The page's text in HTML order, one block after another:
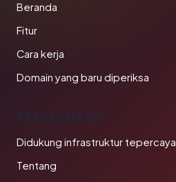
Beranda
Fitur
Cara kerja
Domain yang baru diperiksa
PERUSAHAAN
Didukung infrastruktur tepercaya
Tentang